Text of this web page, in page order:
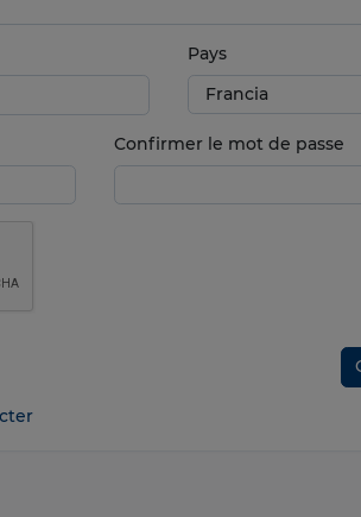
Pays
Confirmer le mot de passe